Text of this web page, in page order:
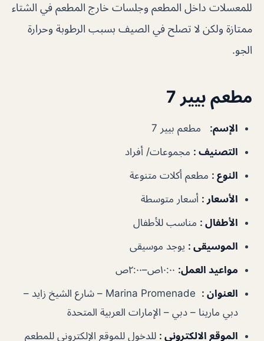
للمعسلات داخل المطعم وجلسات خارج المطعم في الشتاء
ممتازة ولكن لا تصلح في الصيف بسبب الرطوبة وحرارة
الجو.
مطعم بيير 7
الإسم:
مطعم بيير 7
التصنيف : مجموعات/ أفراد
النوع : مطعم أكلات متنوعة
الأسعار : أسعار متوسطة
الأطفال : مناسب للأطفال
الموسيقى : يوجد موسيقى
مواعيد العمل:
العنوان :
Marina Promenade – شارع الشيخ زايد –
دبي مارينا – دبي – الإمارات العربية المتحدة
الموقع الالكتروني : للدخول للموقع الإلكتروني للمطعم